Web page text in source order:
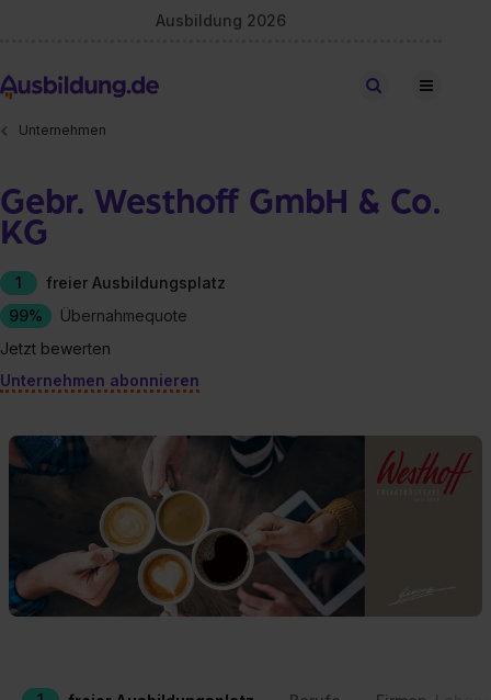
Ausbildung 2026
Stellen finden
Unternehmen
Gebr. Westhoff GmbH & Co.
KG
1
freier Ausbildungsplatz
99%
Übernahmequote
Jetzt bewerten
Unternehmen abonnieren